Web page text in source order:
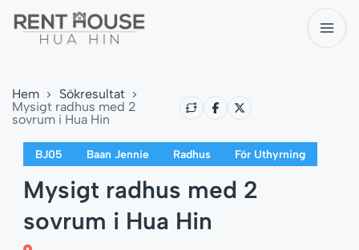
Hem
Sökresultat
Mysigt radhus med 2
sovrum i Hua Hin
BJ05 Baan Jennie Radhus För Uthyrning
Mysigt radhus med 2
sovrum i Hua Hin